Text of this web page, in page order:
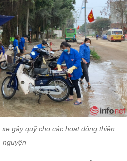
gây quỹ cho các hoạt động thiện
nguyện